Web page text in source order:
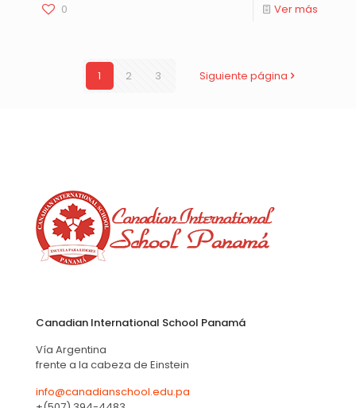
0 Ver más
1 2 3 Siguiente página
Canadian International School Panamá
Vía Argentina
frente a la cabeza de Einstein
info@canadianschool.edu.pa